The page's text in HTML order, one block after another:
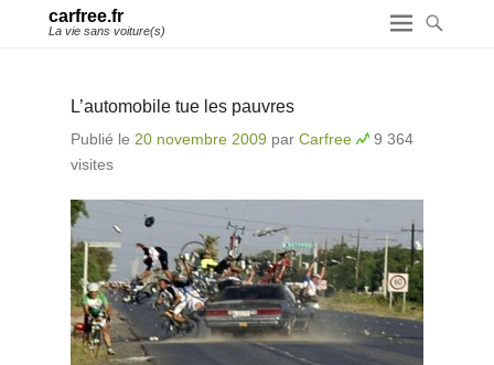
carfree.fr
La vie sans voiture(s)
L’automobile tue les pauvres
Publié le 20 novembre 2009 par Carfree
9 364
visites